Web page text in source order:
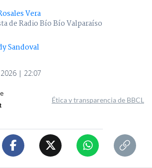
Vera
de Radio Bío Bío Valparaíso
Sandoval
| 22:07
Ética y transparencia de BBCL